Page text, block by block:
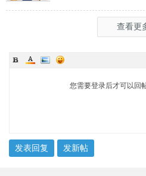
会在渝举行，全方位展
查看更
您需要登录后才可以回
发表回复 发新帖